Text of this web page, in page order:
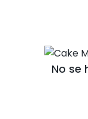
No se